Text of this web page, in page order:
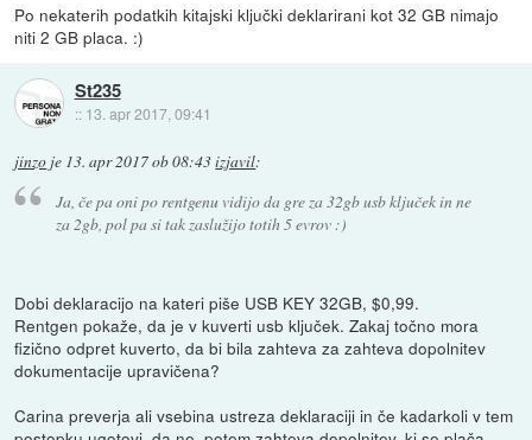
Po nekaterih podatkih kitajski ključki deklarirani kot 32 GB nimajo
niti 2 GB placa. :)
St235
:: 13. apr 2017, 09:41
jinzo je 13. apr 2017 ob 08:43izjavil:
Ja, če pa oni po rentgenu vidijo da gre za 32gb usb ključek in ne
za 2gb, pol pa si tak zaslužijo totih 5 evrov :)
Dobi deklaracijo na kateri piše USB KEY 32GB, $0,99.
Rentgen pokaže, da je v kuverti usb ključek. Zakaj točno mora
fizično odpret kuverto, da bi bila zahteva za zahteva dopolnitev
dokumentacije upravičena?
Carina preverja ali vsebina ustreza deklaraciji in če kadarkoli v tem